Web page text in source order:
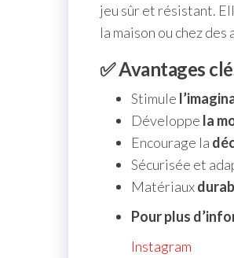
jeu sûr et résistant.
la maison ou chez des
✅ Avantages
Stimule
Développe la
Encourage la
Sécurisée et
Matériaux
Pour plus
Instagram